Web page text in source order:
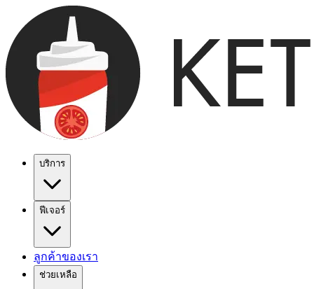
บริการ
ฟีเจอร์
ลูกค้าของเรา
ช่วยเหลือ